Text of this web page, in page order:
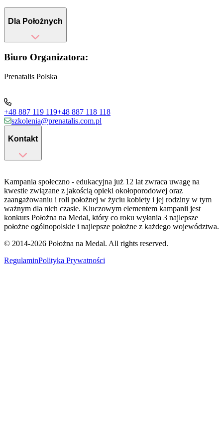
Dla Położnych
Biuro Organizatora:
Prenatalis Polska
+48 887 119 119+48 887 118 118
szkolenia@prenatalis.com.pl
Kontakt
Kampania społeczno - edukacyjna już 12 lat zwraca uwagę na
kwestie związane z jakością opieki okołoporodowej oraz
zaangażowaniu i roli położnej w życiu kobiety i jej rodziny w tym
ważnym dla nich czasie. Kluczowym elementem kampanii jest
konkurs Położna na Medal, który co roku wyłania 3 najlepsze
położne ogólnopolskie i najlepsze położne z każdego województwa.
© 2014-2026 Położna na Medal. All rights reserved.
RegulaminPolityka Prywatności